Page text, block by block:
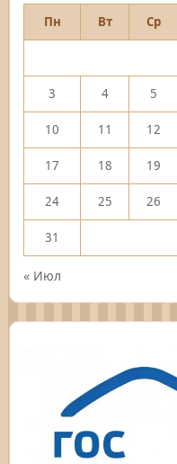
Пн Вт Ср
3 4 5
10 11 12
17 18 19
24 25 26
31
« Июл